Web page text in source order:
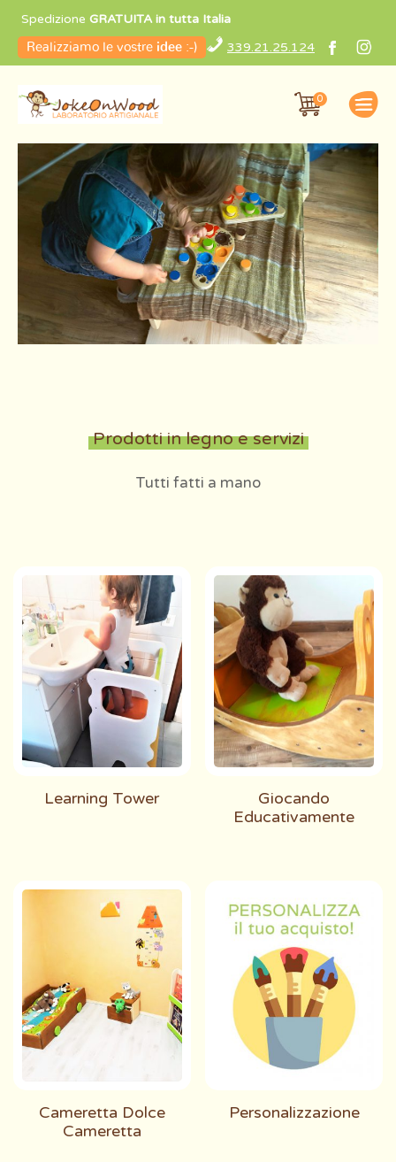
Spedizione GRATUITA in tutta Italia
Realizziamo le vostre idee :-) 339.21.25.124
0
Prodotti in legno e servizi
Tutti fatti a mano
Learning Tower
Giocando
Educativamente
Cameretta Dolce
Cameretta
Personalizzazione